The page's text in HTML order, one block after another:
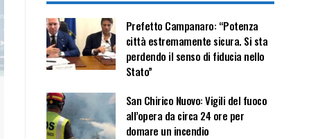
Prefetto Campanaro: “Potenza
città estremamente sicura. Si sta
perdendo il senso di fiducia nello
Stato”
San Chirico Nuovo: Vigili del fuoco
all’opera da circa 24 ore per
domare un incendio